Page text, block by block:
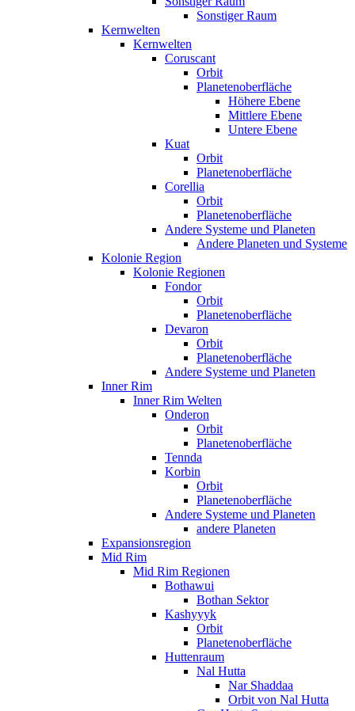
Sonstiger Raum
Kernwelten
Kernwelten
Coruscant
Orbit
Planetenoberfläche
Höhere Ebene
Mittlere Ebene
Untere Ebene
Kuat
Orbit
Planetenoberfläche
Corellia
Orbit
Planetenoberfläche
Andere Systeme und Planeten
Andere Planeten und Systeme
Kolonie Region
Kolonie Regionen
Fondor
Orbit
Planetenoberfläche
Devaron
Orbit
Planetenoberfläche
Andere Systeme und Planeten
Inner Rim
Inner Rim Welten
Onderon
Orbit
Planetenoberfläche
Tennda
Korbin
Orbit
Planetenoberfläche
Andere Systeme und Planeten
andere Planeten
Expansionsregion
Mid Rim
Mid Rim Regionen
Bothawui
Bothan Sektor
Kashyyyk
Orbit
Planetenoberfläche
Huttenraum
Nal Hutta
Nar Shaddaa
Orbit von Nal Hutta